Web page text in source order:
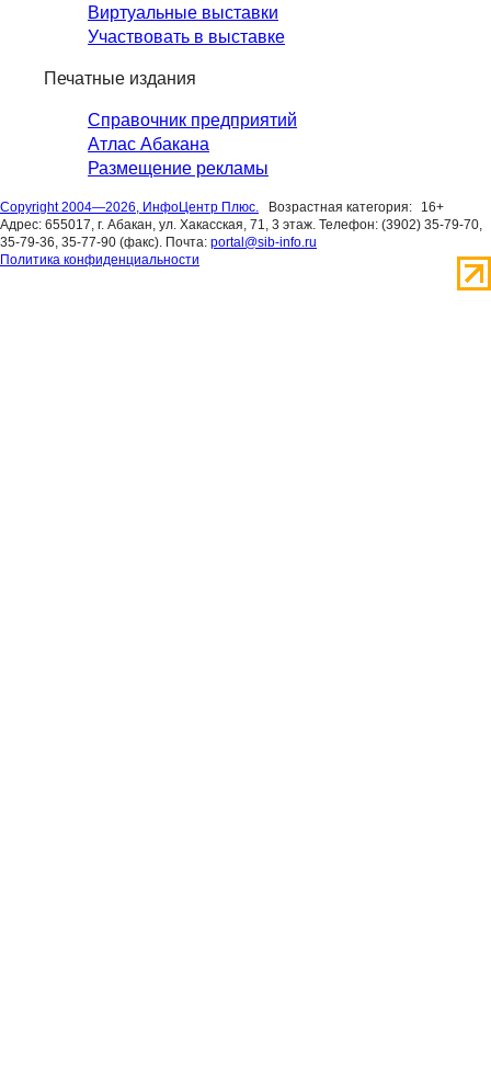
Виртуальные выставки
Участвовать в выставке
Печатные издания
Справочник предприятий
Атлас Абакана
Размещение рекламы
Copyright 2004—2026, ИнфоЦентр Плюс. Возрастная категория:
16+
Адрес: 655017, г. Абакан, ул. Хакасская, 71, 3 этаж. Телефон: (3902) 35-79-70,
35-79-36, 35-77-90 (факс). Почта: portal@sib-info.ru
Политика конфиденциальности